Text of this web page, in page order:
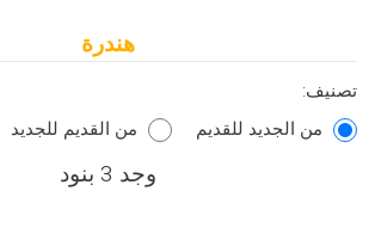
هندرة
تصنيف:
من الجديد للقديم
من القديم للجديد
وجد 3 بنود